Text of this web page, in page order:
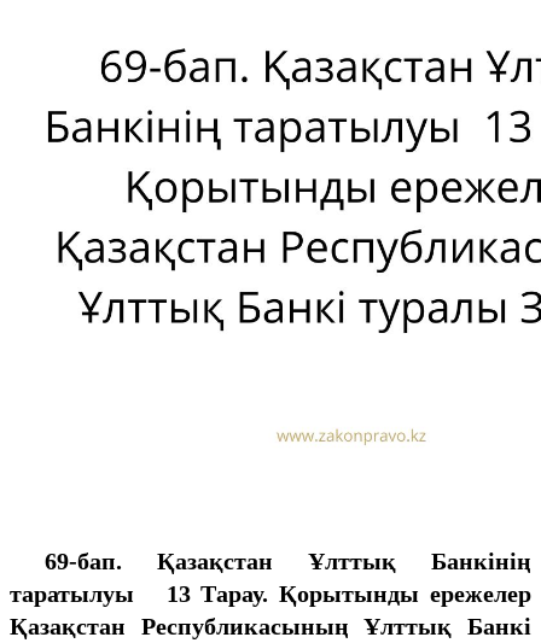
69-бап. Қазақстан Ұлттық Банкiнiң
таратылуы 13 Тарау. Қорытынды ережелер
Қазақстан Республикасының Ұлттық Банкі